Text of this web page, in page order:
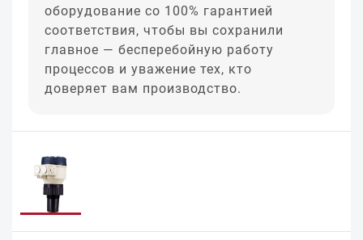
оборудование со 100% гарантией
соответствия, чтобы вы сохранили
главное — бесперебойную работу
процессов и уважение тех, кто
доверяет вам производство.